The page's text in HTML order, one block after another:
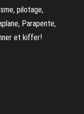
pilotage,
Parapente,
et kiffer!